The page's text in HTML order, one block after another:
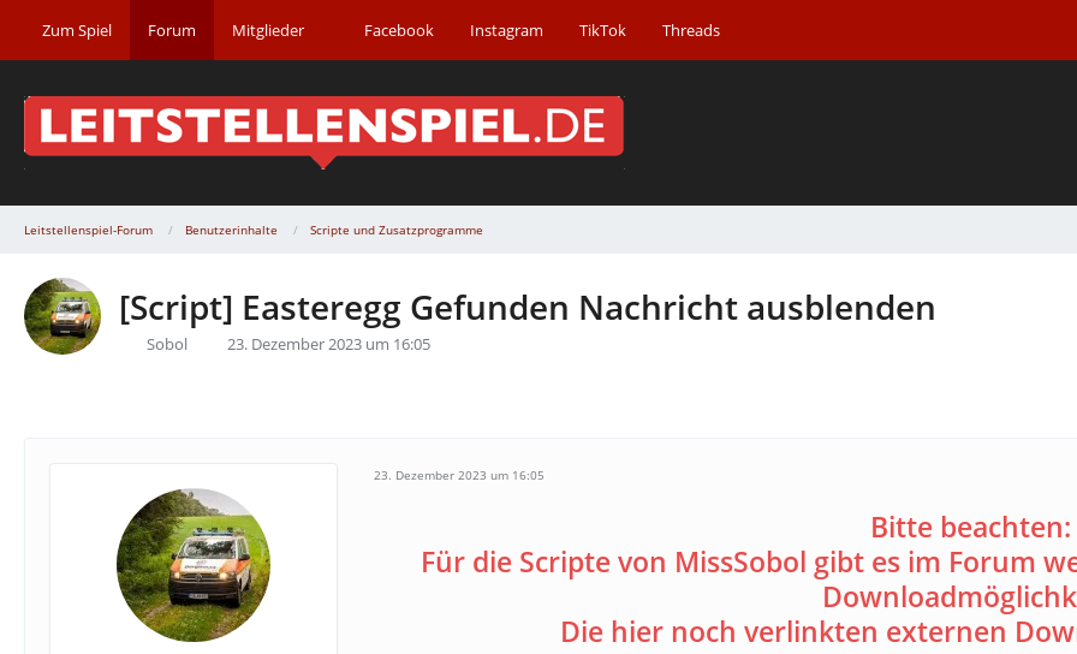
Zum Spiel Forum Mitglieder Facebook Instagram TikTok Threads
Leitstellenspiel-Forum Benutzerinhalte Scripte und Zusatzprogramme
[Script] Easteregg Gefunden Nachricht ausblenden
Sobol 23. Dezember 2023 um 16:05
23. Dezember 2023 um 16:05
Bitte beachten:
Für die Scripte von MissSobol gibt es im Forum
Die hier noch verlinkten externen